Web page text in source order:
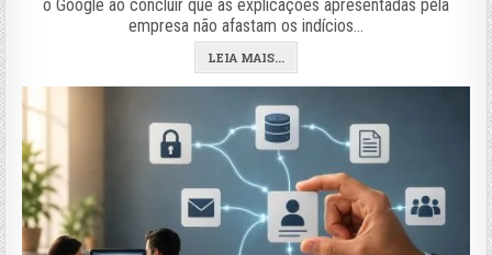
o Google ao concluir que as explicações apresentadas pela
empresa não afastam os indícios…
LEIA MAIS...